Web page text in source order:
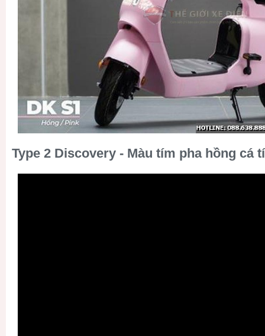
Type 2 Discovery - Màu tím pha hồng cá